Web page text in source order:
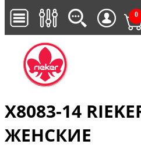
0
X8083-14
ЖЕНСКИЕ